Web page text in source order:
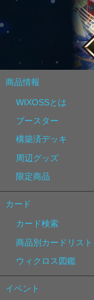
商品情報
WIXOSSとは
ブースター
構築済デッキ
周辺グッズ
限定商品
カード
カード検索
商品別カードリスト
ウィクロス図鑑
イベント